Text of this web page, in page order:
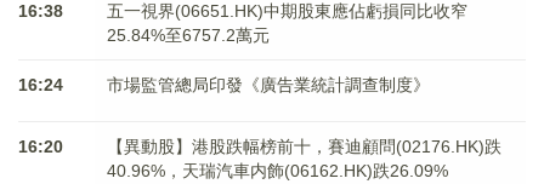
16:38
五一視界(06651.HK)中期股東應佔虧損同比收窄
25.84%至6757.2萬元
16:24 市場監管總局印發《廣告業統計調查制度》
16:20
【異動股】港股跌幅榜前十，賽迪顧問(02176.HK)跌
40.96%，天瑞汽車内飾(06162.HK)跌26.09%